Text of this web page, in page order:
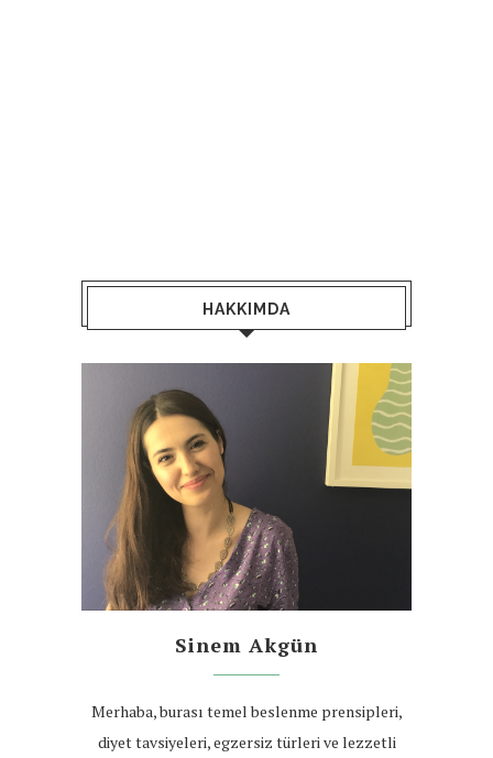
HAKKIMDA
Sinem Akgün
Merhaba, burası temel beslenme prensipleri,
diyet tavsiyeleri, egzersiz türleri ve lezzetli